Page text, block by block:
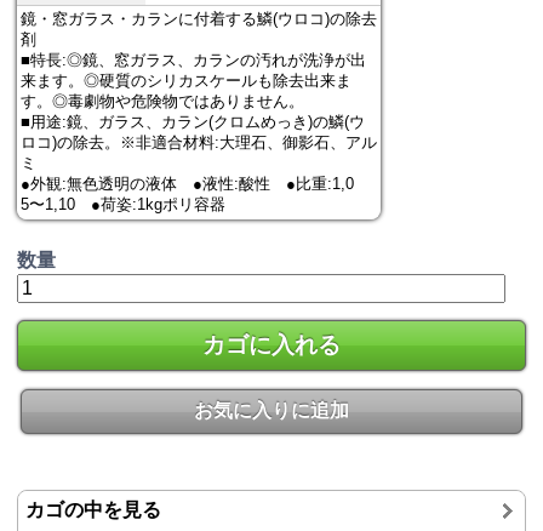
鏡・窓ガラス・カランに付着する鱗(ウロコ)の除去
剤
■特長:◎鏡、窓ガラス、カランの汚れが洗浄が出
来ます。◎硬質のシリカスケールも除去出来ま
す。◎毒劇物や危険物ではありません。
■用途:鏡、ガラス、カラン(クロムめっき)の鱗(ウ
ロコ)の除去。※非適合材料:大理石、御影石、アル
ミ
●外観:無色透明の液体 ●液性:酸性 ●比重:1,0
5〜1,10 ●荷姿:1kgポリ容器
数量
カゴに入れる
お気に入りに追加
カゴの中を見る